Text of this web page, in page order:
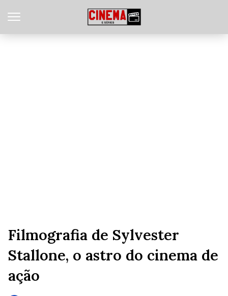
Filmografia de Sylvester
Stallone, o astro do cinema de
ação